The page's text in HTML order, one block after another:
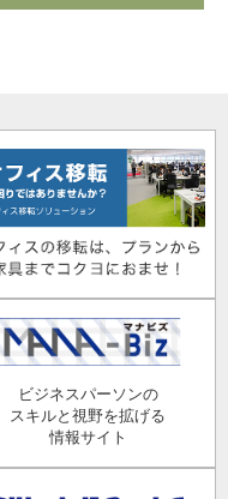
ビジネスパーソンの
スキルと視野を拡げる
情報サイト